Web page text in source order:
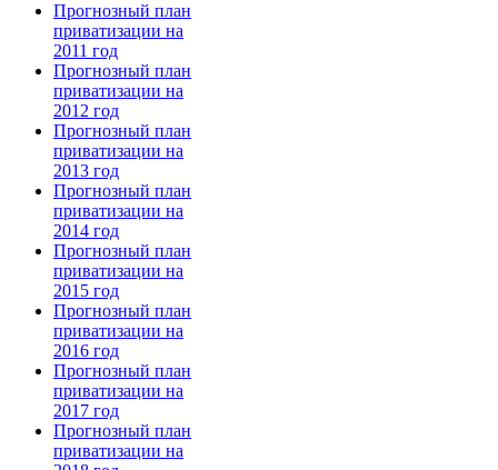
Прогнозный план
приватизации на
2011 год
Прогнозный план
приватизации на
2012 год
Прогнозный план
приватизации на
2013 год
Прогнозный план
приватизации на
2014 год
Прогнозный план
приватизации на
2015 год
Прогнозный план
приватизации на
2016 год
Прогнозный план
приватизации на
2017 год
Прогнозный план
приватизации на